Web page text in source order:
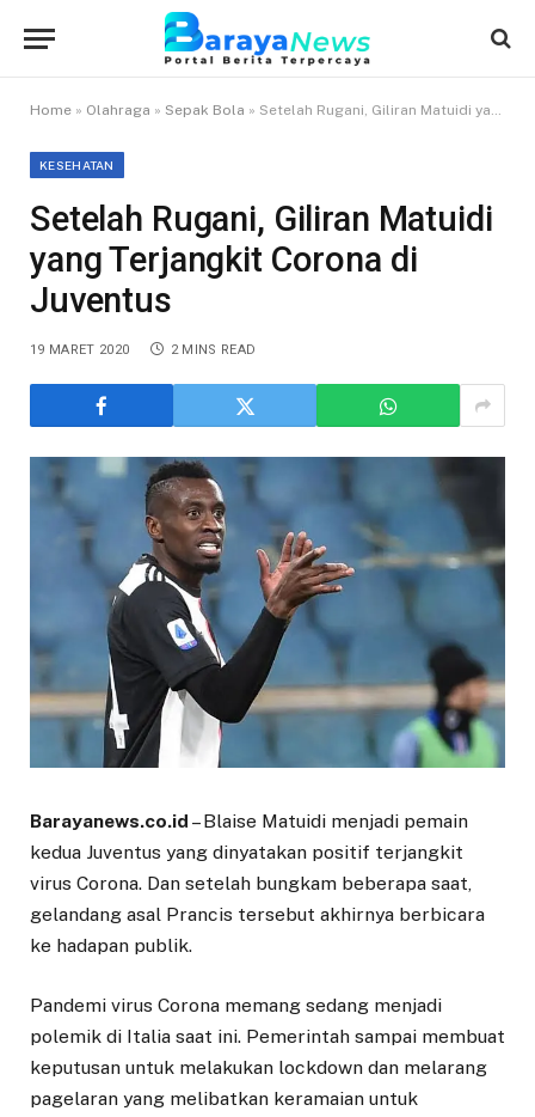
Home » Olahraga » Sepak Bola » Setelah Rugani, Giliran Matuidi yang Terjangkit Corona di Juventus
KESEHATAN
Setelah Rugani, Giliran Matuidi
yang Terjangkit Corona di
Juventus
19 MARET 2020 2 MINS READ
Barayanews.co.id – Blaise Matuidi menjadi pemain
kedua Juventus yang dinyatakan positif terjangkit
virus Corona. Dan setelah bungkam beberapa saat,
gelandang asal Prancis tersebut akhirnya berbicara
ke hadapan publik.
Pandemi virus Corona memang sedang menjadi
polemik di Italia saat ini. Pemerintah sampai membuat
keputusan untuk melakukan lockdown dan melarang
pagelaran yang melibatkan keramaian untuk